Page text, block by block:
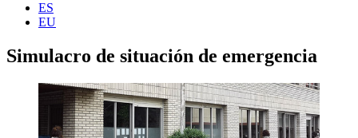
ES
EU
Simulacro de situación de emergencia